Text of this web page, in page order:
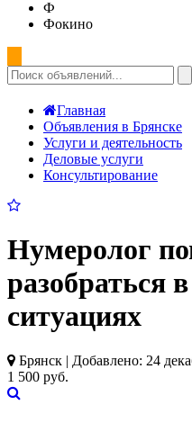
Ф
Фокино
Главная
Объявления в Брянске
Услуги и деятельность
Деловые услуги
Консультирование
Нумеролог
разобраться
ситуациях
Брянск | Добавлено: 24
1 500 руб.